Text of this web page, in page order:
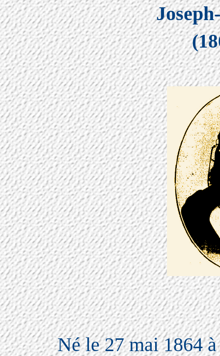
Né le 27 mai 1864